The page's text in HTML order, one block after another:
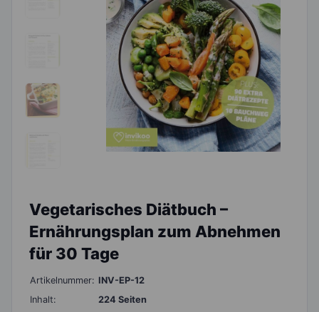
Vegetarisches Diätbuch –
Ernährungsplan zum Abnehmen
für 30 Tage
Artikelnummer: INV-EP-12
Inhalt:
224 Seiten